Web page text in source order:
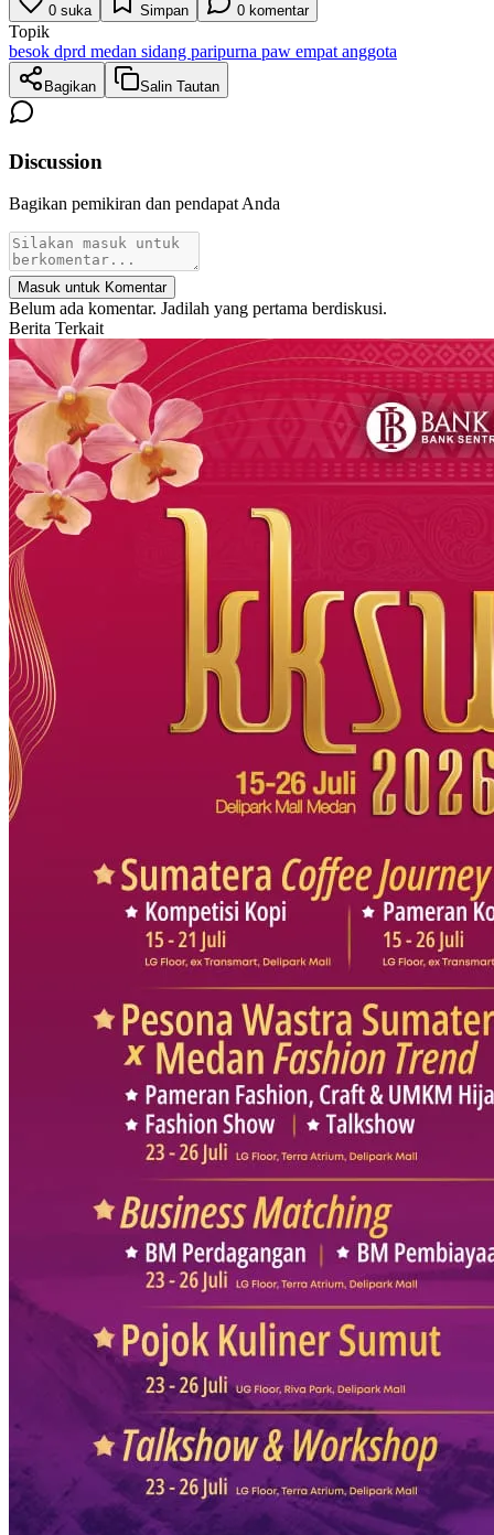
0 suka Simpan 0 komentar
Topik
besok dprd medan sidang paripurna paw empat anggota
Bagikan Salin Tautan
Discussion
Bagikan pemikiran dan pendapat Anda
Masuk untuk Komentar
Belum ada komentar. Jadilah yang pertama berdiskusi.
Berita Terkait